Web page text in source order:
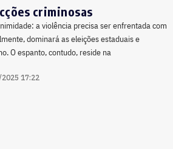
criminosas
a violência precisa ser enfrentada com
dominará as eleições estaduais e
O espanto, contudo, reside na
17:22